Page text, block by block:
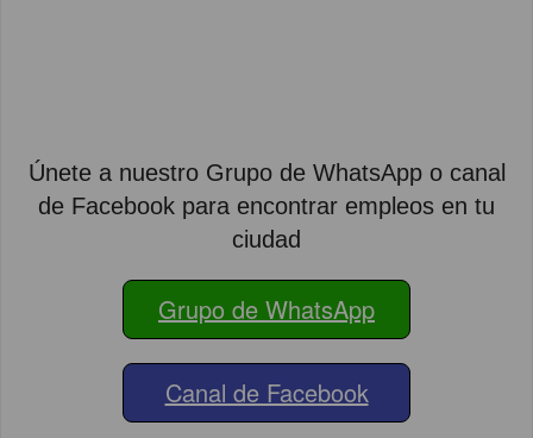
Únete a nuestro Grupo de WhatsApp o canal
de Facebook para encontrar empleos en tu
ciudad
Grupo de WhatsApp
Canal de Facebook